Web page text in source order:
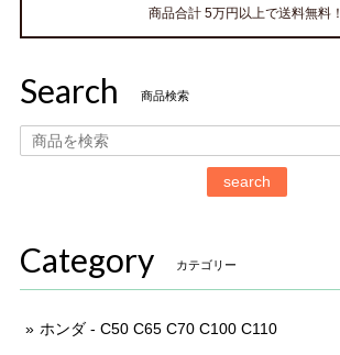
商品合計 5万円以上で送料無料！
Search 商品検索
search
Category カテゴリー
ホンダ - C50 C65 C70 C100 C110